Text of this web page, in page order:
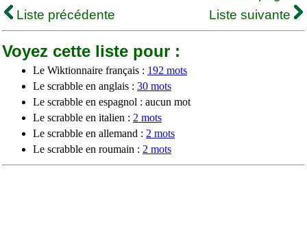
Liste précédente
Liste suivante
Voyez cette liste pour :
Le Wiktionnaire français : 192 mots
Le scrabble en anglais : 30 mots
Le scrabble en espagnol : aucun mot
Le scrabble en italien : 2 mots
Le scrabble en allemand : 2 mots
Le scrabble en roumain : 2 mots